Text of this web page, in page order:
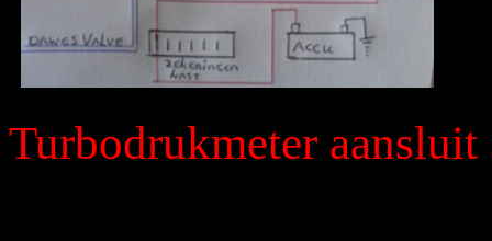
Turbodrukmeter aansluit